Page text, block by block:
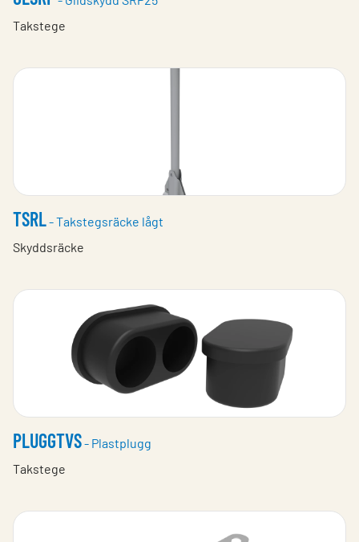
Takstege
TSRL- Takstegsräcke lågt
Skyddsräcke
PLUGGTVS- Plastplugg
Takstege